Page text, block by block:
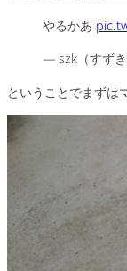
やるかあ
— szk（すず
ということでまずは